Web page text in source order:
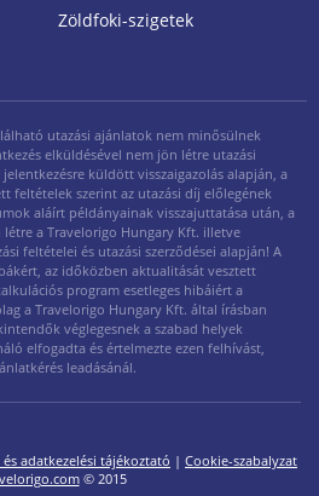
Zöldfoki-szigetek
utazási ajánlatok nem minősülnek
elküldésével nem jön létre utazási
jelentkezésre küldött visszaigazolás alapján, a
feltételek szerint az utazási díj előlegének
aláírt példányainak visszajuttatása után, a
a Travelorigo Hungary Kft. illetve
feltételei és utazási szerződései alapján! A
az időközben aktualitását vesztett
program esetleges hibáiért a
a Travelorigo Hungary Kft. által írásban
véglegesnek a szabad helyek
elfogadta és értelmezte ezen felhívást,
leadásánál.
adatkezelési tájékoztató | Cookie-szabalyzat
© 2015